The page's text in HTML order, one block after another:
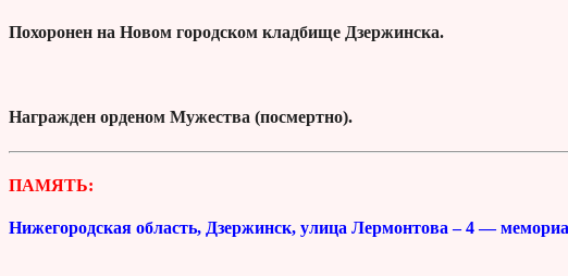
Похоронен на Новом городском кладбище Дзержинска.
Награжден орденом
ПАМЯТЬ:
Нижегородская область, Дзержинск, улица Лермонтова – 4 —